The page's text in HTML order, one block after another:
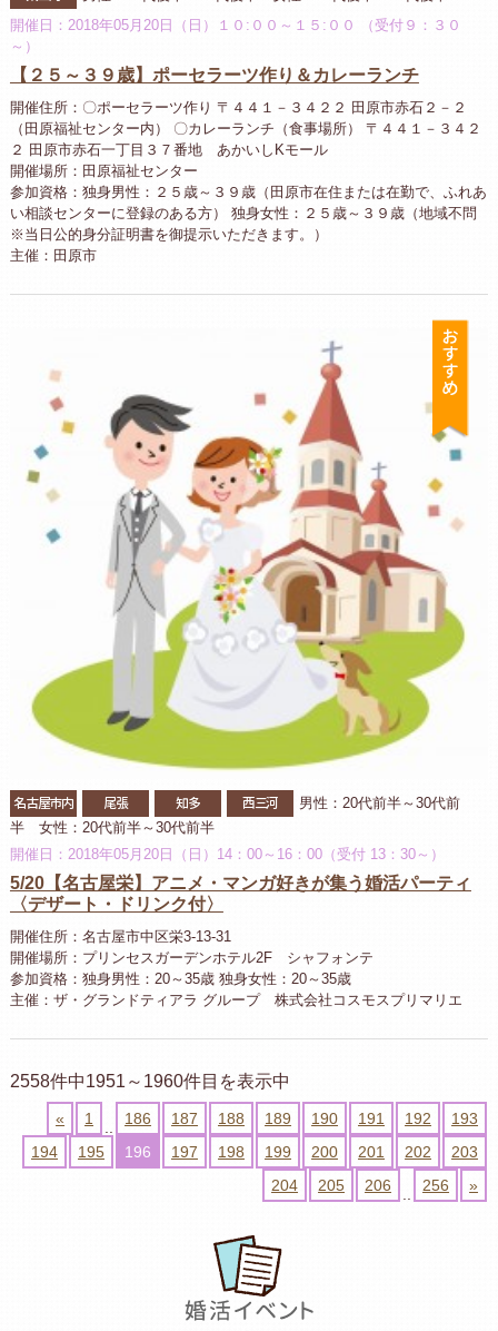
開催日：2018年05月20日（日）１０:００～１５:００ （受付９：３０
～）
【２５～３９歳】ポーセラーツ作り＆カレーランチ
開催住所：〇ポーセラーツ作り 〒４４１－３４２２ 田原市赤石２－２
（田原福祉センター内） 〇カレーランチ（食事場所） 〒４４１－３４２
２ 田原市赤石一丁目３７番地 あかいしKモール
開催場所：田原福祉センター
参加資格：独身男性：２５歳～３９歳（田原市在住または在勤で、ふれあ
い相談センターに登録のある方） 独身女性：２５歳～３９歳（地域不問
※当日公的身分証明書を御提示いただきます。）
主催：田原市
名古屋市内 尾張 知多 西三河
男性：20代前半～30代前
半 女性：20代前半～30代前半
開催日：2018年05月20日（日）14：00～16：00（受付 13：30～）
5/20【名古屋栄】アニメ・マンガ好きが集う婚活パーティ
〈デザート・ドリンク付〉
開催住所：名古屋市中区栄3-13-31
開催場所：プリンセスガーデンホテル2F シャフォンテ
参加資格：独身男性：20～35歳 独身女性：20～35歳
主催：ザ・グランドティアラ グループ 株式会社コスモスプリマリエ
2558件中1951～1960件目を表示中
« 1 186 187 188 189 190 191 192
193
194
195 196 197 198 199 200 201 202
203
204
205 206 256 »